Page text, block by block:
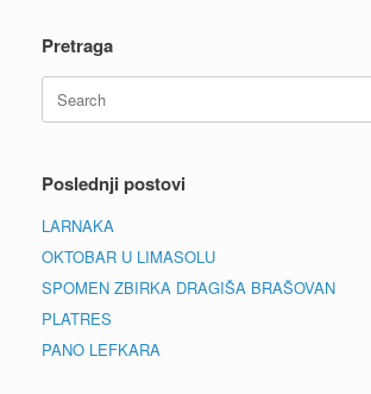
Pretraga
for:
Poslednji postovi
LARNAKA
OKTOBAR U LIMASOLU
SPOMEN ZBIRKA DRAGIŠA BRAŠOVAN
PLATRES
PANO LEFKARA